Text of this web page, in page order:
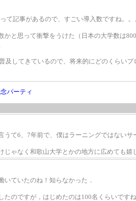
って記事があるので、すごい導入数ですね。。
かと思って衝撃をうけた（日本の大学数は
及してきているので、将来的にどのくらい
パーティ
うて6、7年前で、僕はラーニングではない
じゃなく和歌山大学とかの地方に広めても
いていたのね！知らなかった．
たのですが，はじめたのは100名くらいです